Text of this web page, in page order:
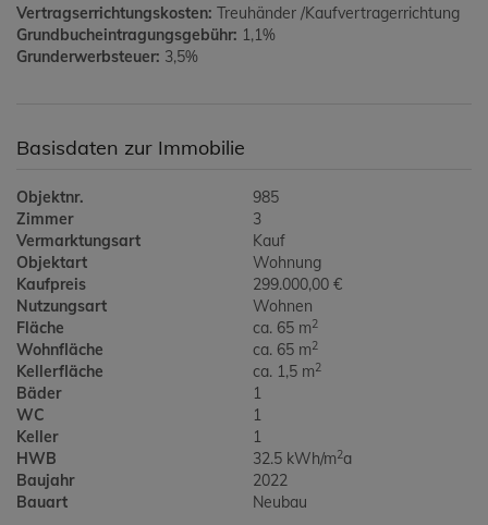
Vertragserrichtungskosten: Treuhänder /Kaufvertragerrichtung
Grundbucheintragungsgebühr: 1,1%
Grunderwerbsteuer: 3,5%
Basisdaten zur Immobilie
Objektnr.
985
Zimmer
3
Vermarktungsart
Kauf
Objektart
Wohnung
Kaufpreis
299.000,00 €
Nutzungsart
Wohnen
Fläche
ca. 65 m2
Wohnfläche ca. 65 m2
Kellerfläche ca. 1,5 m2
Bäder
1
WC
1
Keller
1
HWB
32.5 kWh/m2a
Baujahr
2022
Bauart
Neubau